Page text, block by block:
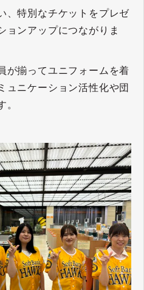
、特別なチケットをプレゼ
ョンアップにつながりま
が揃ってユニフォームを着
ュニケーション活性化や団
。